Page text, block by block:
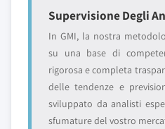
Supervisione Degli
In GMI, la nostra
su una base di
rigorosa e completa
delle tendenze e
sviluppato da analisti
sfumature del vostro